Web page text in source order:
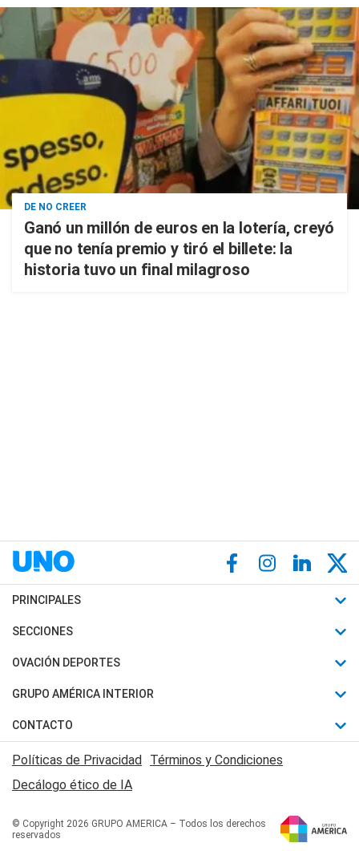
DE NO CREER
Ganó un millón de euros en la lotería, creyó
que no tenía premio y tiró el billete: la
historia tuvo un final milagroso
PRINCIPALES
Últimas Noticias
Política
Judiciales
Economia
SECCIONES
Horóscopo
Motores
Trucos caseros
Series y Películas
Edictos y Solicitadas
OVACIÓN DEPORTES
Fútbol
Mundial
Automovilismo
Rugby
Básquet
GRUPO AMÉRICA INTERIOR
Canal 7 en Vivo
San Juan 8
CONTACTO
Acerca de Nosotros
Contactanos
Políticas de Privacidad Términos y Condiciones
Decálogo ético de IA
© Copyright 2026 GRUPO AMERICA – Todos los derechos
reservados